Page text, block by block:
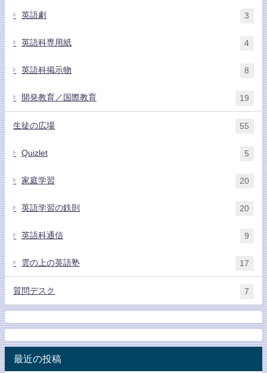
英語劇 3
英語科専用紙 4
英語科掲示物 8
開発教育／国際教育 19
生徒の広場 55
Quizlet 5
家庭学習 20
英語学習の鉄則 20
英語科通信 9
雲の上の英語塾 17
質問デスク 7
最近の投稿